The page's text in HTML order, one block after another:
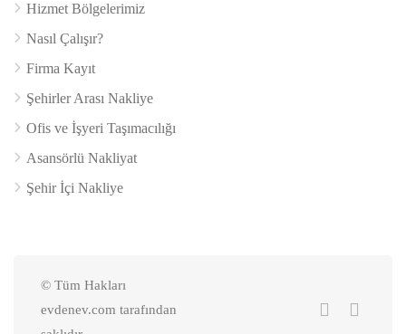
Hizmet Bölgelerimiz
Nasıl Çalışır?
Firma Kayıt
Şehirler Arası Nakliye
Ofis ve İşyeri Taşımacılığı
Asansörlü Nakliyat
Şehir İçi Nakliye
© Tüm Hakları
evdenev.com tarafından